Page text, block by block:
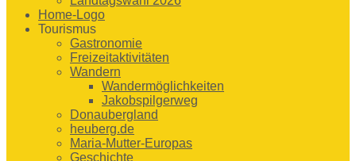
Home-Logo
Tourismus
Gastronomie
Freizeitaktivitäten
Wandern
Wandermöglichkeiten
Jakobspilgerweg
Donaubergland
heuberg.de
Maria-Mutter-Europas
Geschichte